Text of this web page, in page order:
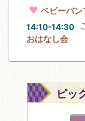
ベビーバ
14:10-14:30
おはなし会
ピッ